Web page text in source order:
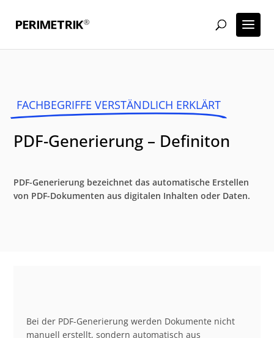
FACHBEGRIFFE VERSTÄNDLICH ERKLÄRT
PDF-Generierung – Definiton
PDF-Generierung bezeichnet das automatische Erstellen
von PDF-Dokumenten aus digitalen Inhalten oder Daten.
Bei der PDF-Generierung werden Dokumente nicht
manuell erstellt, sondern automatisch aus